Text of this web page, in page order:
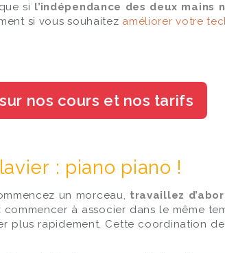
si l’indépendance des deux mains
si vous souhaitez améliorer votre
: piano piano !
un morceau, travaillez
à associer dans le même
plus rapidement. Cette coordination